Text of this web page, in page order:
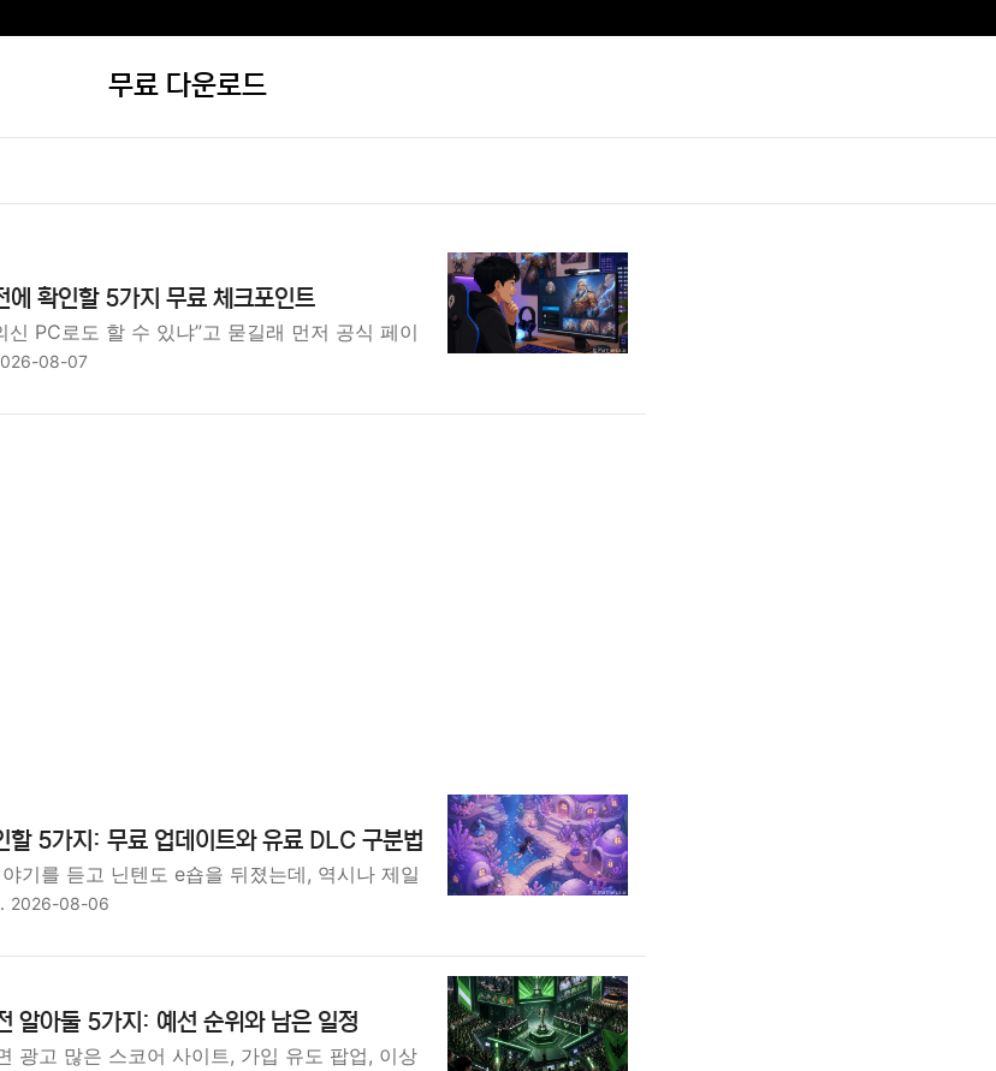
무료 다운로드
에 확인할 5가지 무료 체크포인트
신 PC로도 할 수 있냐”고 묻길래 먼저 공식 페이
08-07
할 5가지: 무료 업데이트와 유료 DLC 구분법
기를 듣고 닌텐도 e숍을 뒤졌는데, 역시나 제일
2026-08-06
알아둘 5가지: 예선 순위와 남은 일정
광고 많은 스코어 사이트, 가입 유도 팝업, 이상